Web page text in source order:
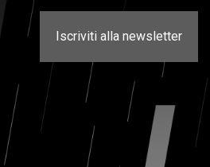
Iscriviti alla newsletter